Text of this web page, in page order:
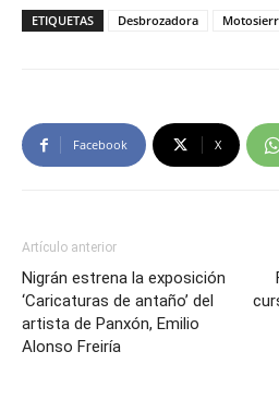
ETIQUETAS Desbrozadora
Facebook X
Artículo anterior
Nigrán estrena la exposición
‘Caricaturas de antaño’ del
artista de Panxón, Emilio
Alonso Freiría